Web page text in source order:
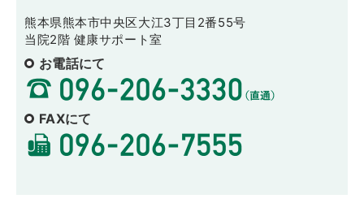
熊本県熊本市中央区大江3丁目2番55号
当院2階 健康サポート室
お電話にて
FAXにて